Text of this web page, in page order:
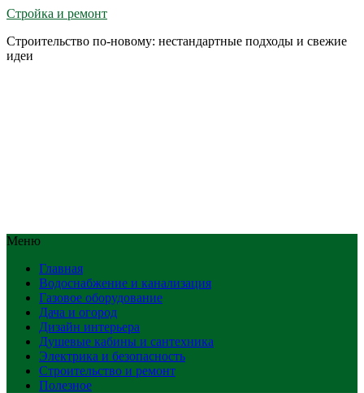
Стройка и ремонт
Строительство по-новому: нестандартные подходы и свежие
идеи
Меню
Главная
Водоснабжение и канализация
Газовое оборудование
Дача и огород
Дизайн интерьера
Душевые кабины и сантехника
Электрика и безопасность
Строительство и ремонт
Полезное